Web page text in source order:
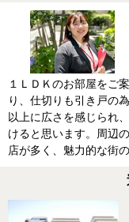
１ＬＤＫのお部屋をご
り、仕切りも引き戸の
以上に広さを感じられ
けると思います。周辺
店が多く、魅力的な街の